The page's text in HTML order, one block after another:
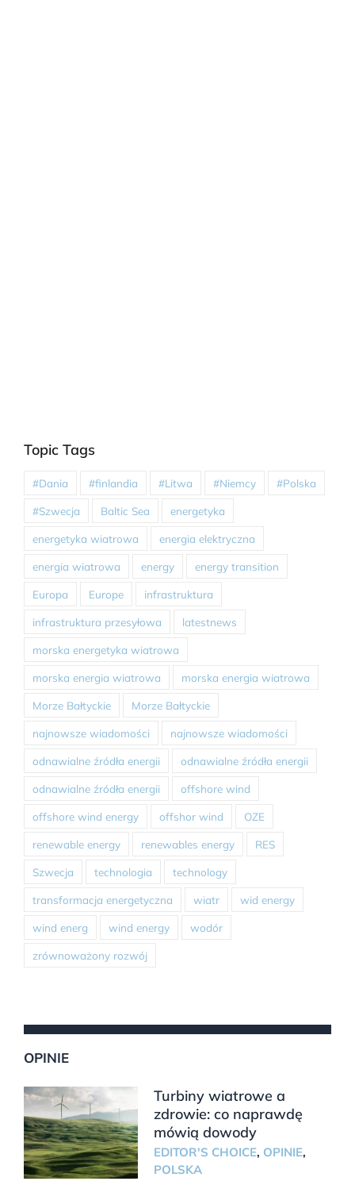
Topic Tags
#Dania #finlandia #Litwa #Niemcy #Polska
#Szwecja Baltic Sea energetyka
energetyka wiatrowa energia elektryczna
energia wiatrowa energy energy transition
Europa Europe infrastruktura
infrastruktura przesyłowa latestnews
morska energetyka wiatrowa
morska energia wiatrowa morska energia wiatrowa
Morze Bałtyckie Morze Bałtyckie
najnowsze wiadomości najnowsze wiadomości
odnawialne źródła energii odnawialne źródła energii
odnawialne źródła energii offshore wind
offshore wind energy offshor wind OZE
renewable energy renewables energy RES
Szwecja technologia technology
transformacja energetyczna wiatr wid energy
wind energ wind energy wodór
zrównoważony rozwój
OPINIE
Turbiny wiatrowe a
zdrowie: co naprawdę
mówią dowody
EDITOR'S CHOICE, OPINIE,
POLSKA